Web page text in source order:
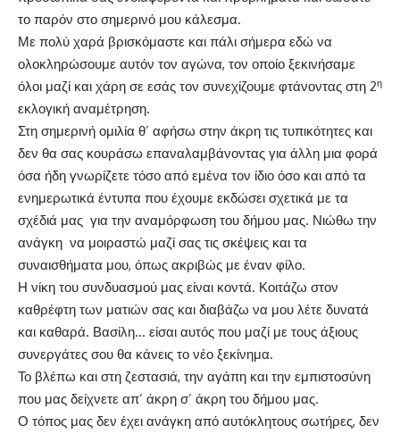
το παρόν στο σημερινό μου κάλεσμα.
Με πολύ χαρά βρισκόμαστε και πάλι σήμερα εδώ να
ολοκληρώσουμε αυτόν τον αγώνα, τον οποίο ξεκινήσαμε
όλοι μαζί και χάρη σε εσάς τον συνεχίζουμε φτάνοντας στη 2η
εκλογική αναμέτρηση.
Στη σημερινή ομιλία θ’ αφήσω στην άκρη τις τυπικότητες και
δεν θα σας κουράσω επαναλαμβάνοντας για άλλη μια φορά
όσα ήδη γνωρίζετε τόσο από εμένα τον ίδιο όσο και από τα
ενημερωτικά έντυπα που έχουμε εκδώσει σχετικά με τα
σχέδιά μας για την αναμόρφωση του δήμου μας. Νιώθω την
ανάγκη να μοιραστώ μαζί σας τις σκέψεις και τα
συναισθήματα μου, όπως ακριβώς με έναν φίλο.
Η νίκη του συνδυασμού μας είναι κοντά. Κοιτάζω στον
καθρέφτη των ματιών σας και διαβάζω να μου λέτε δυνατά
και καθαρά. Βασίλη… είσαι αυτός που μαζί με τους άξιους
συνεργάτες σου θα κάνεις το νέο ξεκίνημα.
Το βλέπω και στη ζεστασιά, την αγάπη και την εμπιστοσύνη
που μας δείχνετε απ’ άκρη σ’ άκρη του δήμου μας.
Ο τόπος μας δεν έχει ανάγκη από αυτόκλητους σωτήρες, δεν